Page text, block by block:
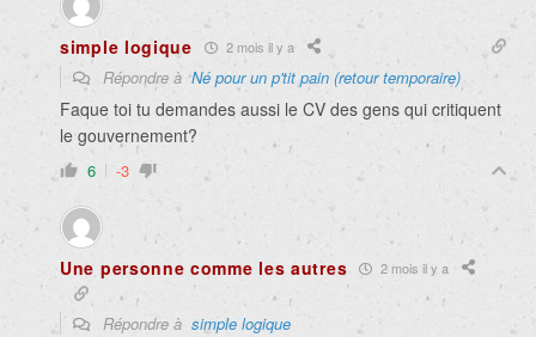
simple logique 2 mois il y a
Répondre àNé pour un p'tit pain (retour temporaire)
Faque toi tu demandes aussi le CV des gens qui critiquent
le gouvernement?
6 -3
Une personne comme les autres 2 mois il y a
Répondre à simple logique